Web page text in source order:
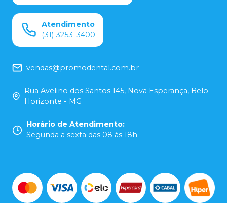
Atendimento
(31) 3253-3400
vendas@promodental.com.br
Rua Avelino dos Santos 145, Nova Esperança, Belo
Horizonte - MG
Horário de Atendimento:
Segunda a sexta das 08 às 18h